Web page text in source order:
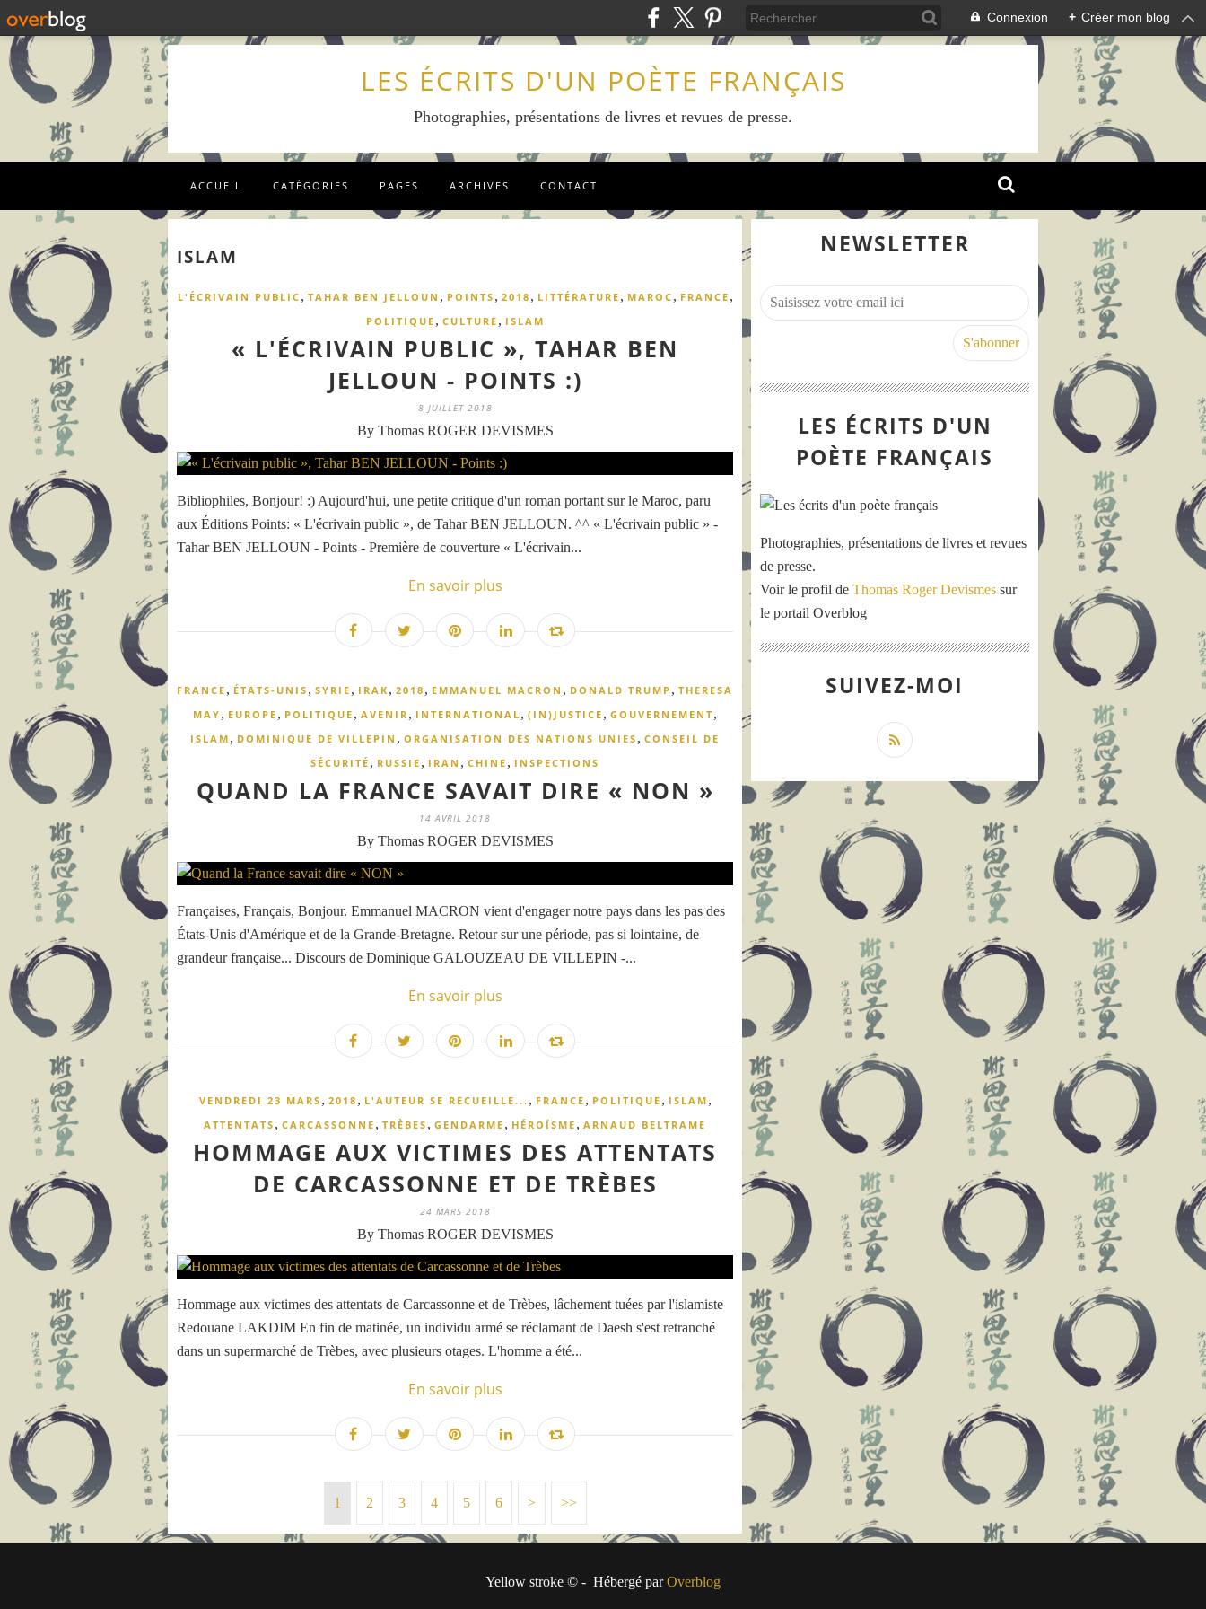
Connexion + Créer mon blog
LES ÉCRITS D'UN POÈTE FRANÇAIS
Photographies, présentations de livres et revues de presse.
ACCUEIL CATÉGORIES PAGES ARCHIVES CONTACT
ISLAM
L'ÉCRIVAIN PUBLIC , TAHAR BEN JELLOUN , POINTS , 2018 , LITTÉRATURE , MAROC , FRANCE ,
POLITIQUE , CULTURE , ISLAM
« L'ÉCRIVAIN PUBLIC », TAHAR BEN
JELLOUN - POINTS :)
8 JUILLET 2018
By Thomas ROGER DEVISMES
Bibliophiles, Bonjour! :) Aujourd'hui, une petite critique d'un roman portant sur le Maroc, paru
aux Éditions Points: « L'écrivain public », de Tahar BEN JELLOUN. ^^ « L'écrivain public » -
Tahar BEN JELLOUN - Points - Première de couverture « L'écrivain...
En savoir plus
FRANCE , ÉTATS-UNIS , SYRIE , IRAK , 2018 , EMMANUEL MACRON , DONALD TRUMP , THERESA
MAY , EUROPE , POLITIQUE , AVENIR , INTERNATIONAL , (IN)JUSTICE , GOUVERNEMENT,
ISLAM , DOMINIQUE DE VILLEPIN , ORGANISATION DES NATIONS UNIES , CONSEIL DE
SÉCURITÉ , RUSSIE , IRAN , CHINE , INSPECTIONS
QUAND LA FRANCE SAVAIT DIRE « NON »
14 AVRIL 2018
By Thomas ROGER DEVISMES
Françaises, Français, Bonjour. Emmanuel MACRON vient d'engager notre pays dans les pas des
États-Unis d'Amérique et de la Grande-Bretagne. Retour sur une période, pas si lointaine, de
grandeur française... Discours de Dominique GALOUZEAU DE VILLEPIN -...
En savoir plus
VENDREDI 23 MARS , 2018 , L'AUTEUR SE RECUEILLE... , FRANCE , POLITIQUE , ISLAM ,
ATTENTATS , CARCASSONNE , TRÈBES , GENDARME , HÉROÏSME , ARNAUD BELTRAME
HOMMAGE AUX VICTIMES DES ATTENTATS
DE CARCASSONNE ET DE TRÈBES
24 MARS 2018
By Thomas ROGER DEVISMES
Hommage aux victimes des attentats de Carcassonne et de Trèbes, lâchement tuées par l'islamiste
Redouane LAKDIM En fin de matinée, un individu armé se réclamant de Daesh s'est retranché
dans un supermarché de Trèbes, avec plusieurs otages. L'homme a été...
En savoir plus
1 2 3 4 5 6 > >>
NEWSLETTER
LES ÉCRITS D'UN
POÈTE FRANÇAIS
Photographies, présentations de livres et revues
de presse.
Voir le profil de Thomas Roger Devismes sur
le portail Overblog
SUIVEZ-MOI
Yellow stroke © - Hébergé parOverblog